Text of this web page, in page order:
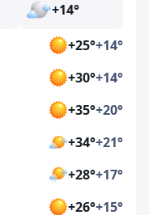
+14°
+25°+14°
+30°+14°
+35°+20°
+34°+21°
+28°+17°
+26°+15°